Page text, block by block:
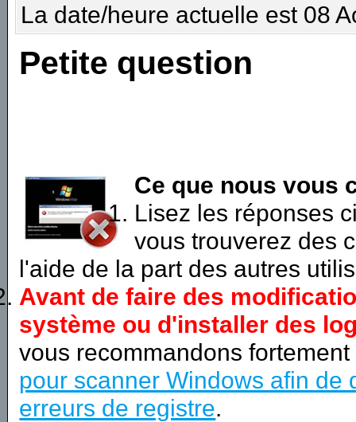
La date/heure actuelle est 08
Petite question
Ce que nous vous
Lisez les réponses
vous trouverez des
l'aide de la part des autres
Avant de faire des
système ou d'installer des
vous recommandons
pour scanner Windows afin de
erreurs de registre.